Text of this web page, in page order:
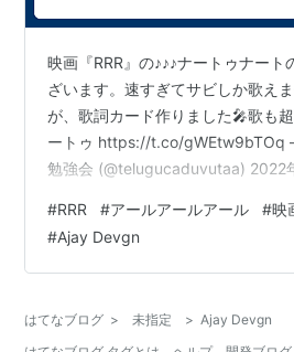
映画『RRR』の♪♪♪ナートゥナー
ざいます。速すぎてサビしか歌え
が、歌詞カード作りました🎤歌も
ートゥ https://t.co/gWEtw9bTOq
勉強会 (@telugucaduvutaa)
トゥ ヴィッチュ カッティラ～ガ
Naatu Naatu Full Video Song
| NTR,Ram…
#RRR #アールアールアール #映
#Ajay Devgn
はてなブログ > 未指定 > Ajay Devgn